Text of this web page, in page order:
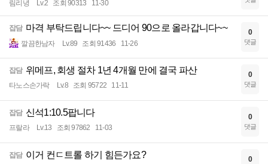
림리녕 Lv.2 조회 90313 11-30
잡담 마격 부탁드립니다~~ 드디어 90으로 올라갑니다~~
깔끔한남자 Lv.89 조회 91436 11-26
0
댓글
잡담 위메프, 회생 절차 1년 4개월 만에 결국 파산
타노스손가락 Lv.8 조회 95722 11-11
0
댓글
잡담 신석1:10.5팝니다
프랄라 Lv.13 조회 97862 11-03
0
댓글
잡담 이거 컨ㄷ트롤 하기 힘든가요? 0